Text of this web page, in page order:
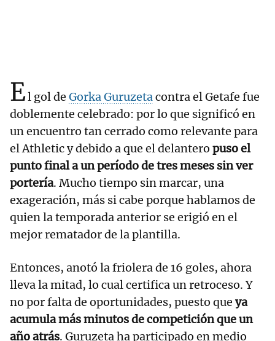
El gol de Gorka Guruzetacontra el Getafe fue
doblemente celebrado: por lo que significó en
un encuentro tan cerrado como relevante para
el Athletic y debido a que el delantero puso el
punto final a un período de tres meses sin ver
portería. Mucho tiempo sin marcar, una
exageración, más si cabe porque hablamos de
quien la temporada anterior se erigió en el
mejor rematador de la plantilla.
Entonces, anotó la friolera de 16 goles, ahora
lleva la mitad, lo cual certifica un retroceso. Y
no por falta de oportunidades, puesto que ya
acumula más minutos de competición que un
año atrás. Guruzeta ha participado en medio